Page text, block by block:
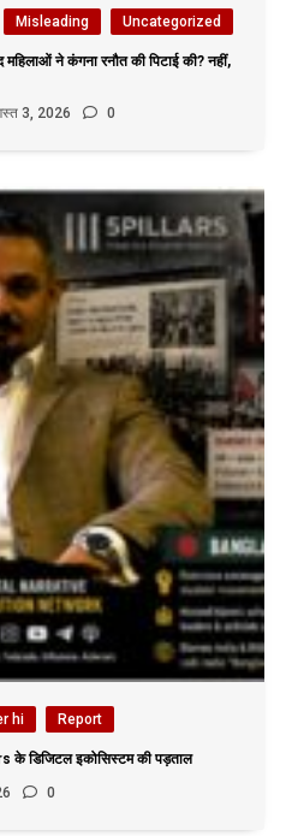
Misleading Uncategorized
ने कंगना रनौत की पिटाई की? नहीं,
3, 2026 0
hi Report
के डिजिटल इकोसिस्टम की पड़ताल
0